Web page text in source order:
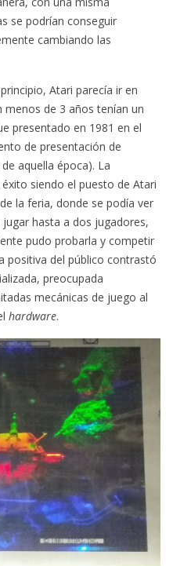
se podrían conseguir
cambiando las
Atari parecía ir en
de 3 años tenían un
presentado en 1981 en el
de presentación de
aquella época). La
siendo el puesto de Atari
la feria, donde se podía ver
hasta a dos jugadores,
pudo probarla y competir
positiva del público contrastó
preocupada
mecánicas de juego al
hardware.